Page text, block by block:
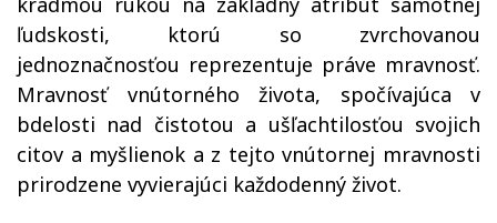
ľudskosti, ktorú so zvrchovanou
jednoznačnosťou reprezentuje práve mravnosť.
Mravnosť vnútorného života, spočívajúca v
bdelosti nad čistotou a ušľachtilosťou svojich
citov a myšlienok a z tejto vnútornej mravnosti
prirodzene vyvierajúci každodenný život.